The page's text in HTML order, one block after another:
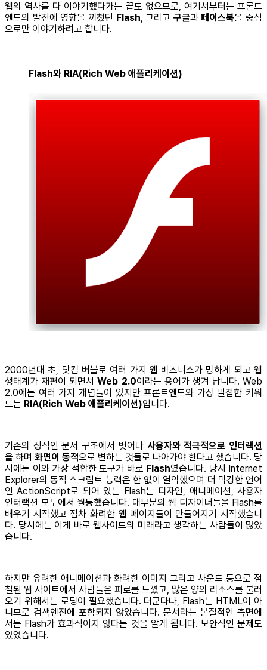
웹의 역사를 다 이야기했다가는 끝도 없으므로, 여기서부터는 프론트
엔드의 발전에 영향을 끼쳤던 Flash, 그리고 구글과페이스북을 중심
으로만 이야기하려고 합니다.
Flash와 RIA(Rich Web 애플리케이션)
2000년대 초, 닷컴 버블로 여러 가지 웹 비즈니스가 망하게 되고 웹
생태계가 재편이 되면서Web 2.0이라는 용어가 생겨 납니다. Web
2.0에는 여러 가지 개념들이 있지만 프론트엔드와 가장 밀접한 키워
드는 RIA(Rich Web 애플리케이션)입니다.
기존의 정적인 문서 구조에서 벗어나 사용자와 적극적으로 인터랙션
을 하며 화면이 동적으로 변하는 것들로 나아가야 한다고 했습니다. 당
시에는 이와 가장 적합한 도구가 바로 Flash였습니다. 당시 Internet
Explorer의 동적 스크립트 능력은 한 없이 열악했으며 더 막강한 언어
인 ActionScript로 되어 있는 Flash는 디자인, 애니메이션, 사용자
인터랙션 모두에서 월등했습니다. 대부분의 웹 디자이너들을 Flash를
배우기 시작했고 점차 화려한 웹 페이지들이 만들어지기 시작했습니
다. 당시에는 이게 바로 웹사이트의 미래라고 생각하는 사람들이 많았
습니다.
하지만 유려한 애니메이션과 화려한 이미지 그리고 사운드 등으로 점
철된 웹 사이트에서 사람들은 피로를 느꼈고, 많은 양의 리소스를 불러
오기 위해서는 로딩이 필요했습니다. 더군다나, Flash는 HTML이 아
니므로 검색엔진에 포함되지 않았습니다. 문서라는 본질적인 측면에
서는 Flash가 효과적이지 않다는 것을 알게 됩니다. 보안적인 문제도
있었습니다.